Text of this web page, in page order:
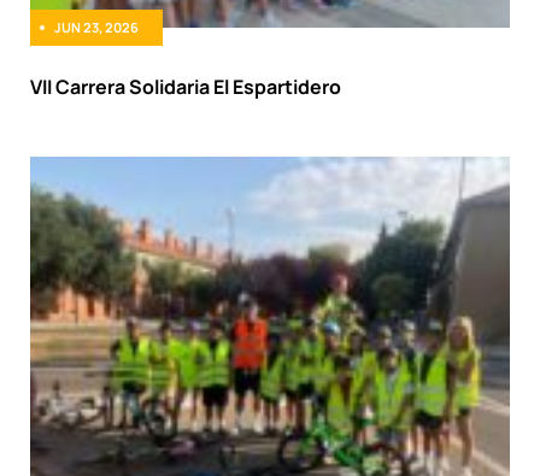
JUN 23, 2026
VII Carrera Solidaria El Espartidero